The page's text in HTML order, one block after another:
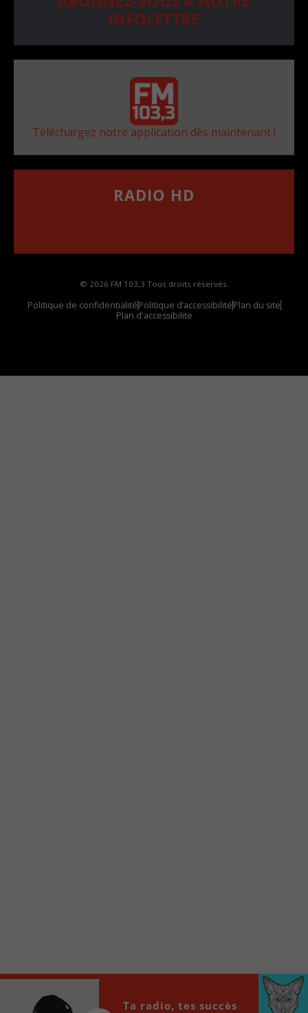
INFOLETTRE
Téléchargez notre application dès maintenant !
RADIO HD
© 2026 FM 103,3 Tous droits réservés.
Politique de confidentialitéPolitique d’accessibilitéPlan du site
Plan d'accessibilite
Player
00:00
Ta radio, tes succès